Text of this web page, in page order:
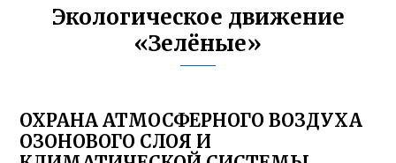
Экологическое движение
«Зелёные»
ОХРАНА АТМОСФЕРНОГО ВОЗДУХА
ОЗОНОВОГО СЛОЯ И